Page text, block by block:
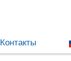
Контакты